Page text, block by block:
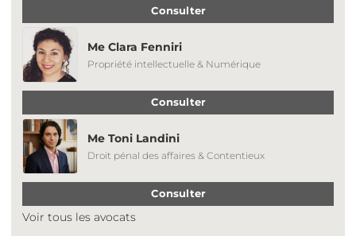
Consulter
Me Clara Fenniri
Propriété intellectuelle & Numérique
Consulter
Me Toni Landini
Droit pénal des affaires & Contentieux
Consulter
Voir tous les avocats